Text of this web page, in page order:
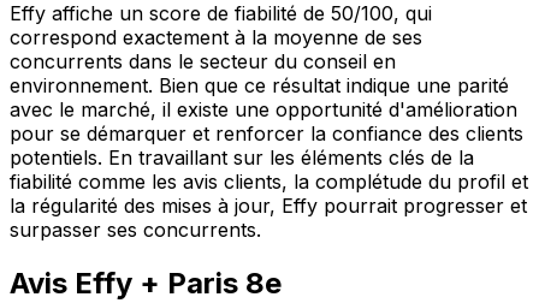
Effy affiche un score de fiabilité de 50/100, qui
correspond exactement à la moyenne de ses
concurrents dans le secteur du conseil en
environnement. Bien que ce résultat indique une parité
avec le marché, il existe une opportunité d'amélioration
pour se démarquer et renforcer la confiance des clients
potentiels. En travaillant sur les éléments clés de la
fiabilité comme les avis clients, la complétude du profil et
la régularité des mises à jour, Effy pourrait progresser et
surpasser ses concurrents.
Avis Effy + Paris 8e